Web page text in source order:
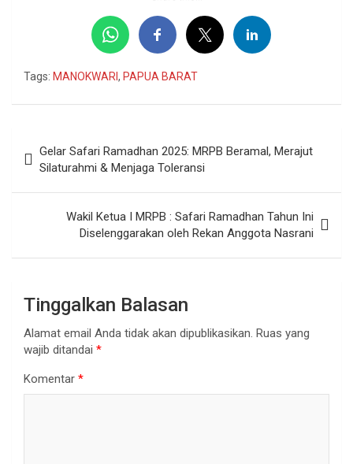
Tags: MANOKWARI, PAPUA BARAT
pos
Gelar Safari Ramadhan 2025: MRPB Beramal, Merajut
Silaturahmi & Menjaga Toleransi
Wakil Ketua I MRPB : Safari Ramadhan Tahun Ini
Diselenggarakan oleh Rekan Anggota Nasrani
Tinggalkan Balasan
Alamat email Anda tidak akan dipublikasikan. Ruas yang
wajib ditandai *
Komentar *